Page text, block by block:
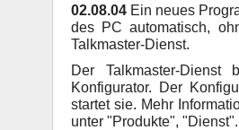
02.08.04 Ein neues
des PC automatisch,
Talkmaster-Dienst.
Der Talkmaster-
Konfigurator. Der
startet sie. Mehr
unter "Produkte", "Dienst".